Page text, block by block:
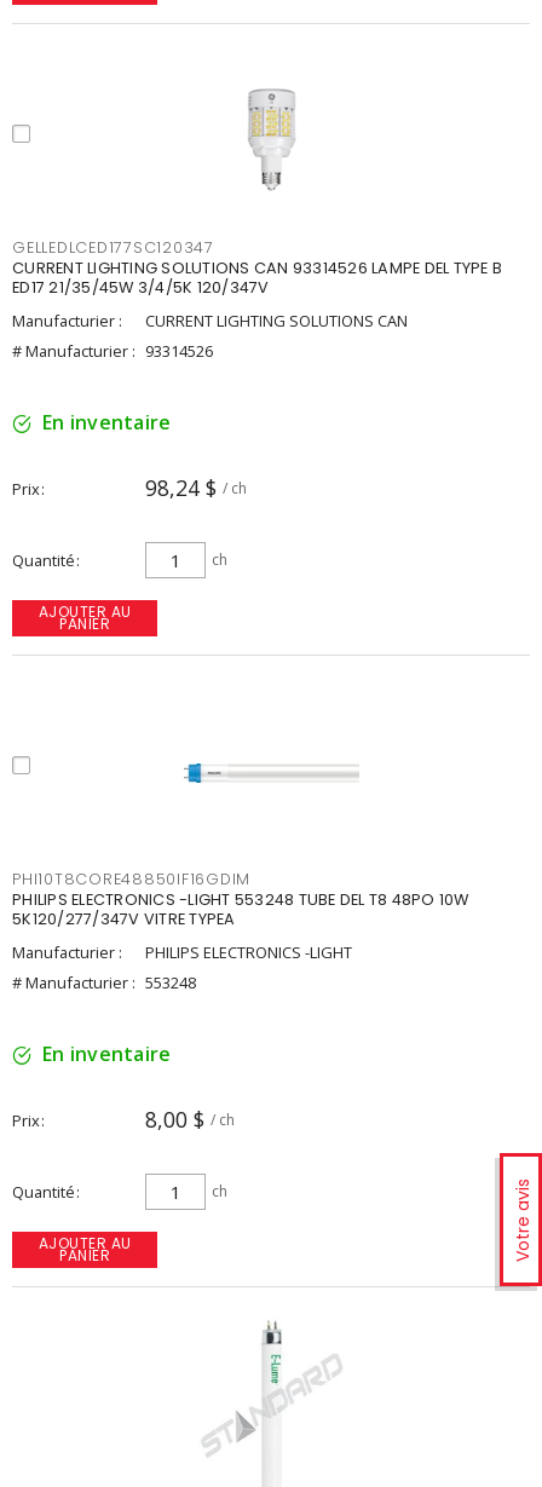
Votre avis
GELLEDLCED177SC120347
CURRENT LIGHTING SOLUTIONS CAN 93314526 LAMPE DEL TYPE B
ED17 21/35/45W 3/4/5K 120/347V
Manufacturier :
CURRENT LIGHTING SOLUTIONS CAN
# Manufacturier : 93314526
En inventaire
Prix 98,24 $ / ch
Quantité ch
AJOUTER AU
PANIER
PHI10T8CORE48850IF16GDIM
PHILIPS ELECTRONICS -LIGHT 553248 TUBE DEL T8 48PO 10W
5K120/277/347V VITRE TYPEA
Manufacturier :
PHILIPS ELECTRONICS -LIGHT
# Manufacturier : 553248
En inventaire
Prix 8,00 $ / ch
Quantité ch
AJOUTER AU
PANIER